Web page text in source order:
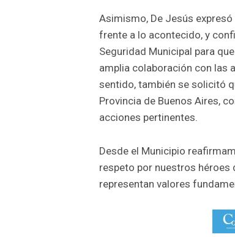
Asimismo, De Jesús
frente a lo acontecido, y
Seguridad Municipal para
amplia colaboración con las
sentido, también se solicitó
Provincia de Buenos Aires,
acciones pertinentes.
Desde el Municipio
respeto por nuestros héroes
representan valores